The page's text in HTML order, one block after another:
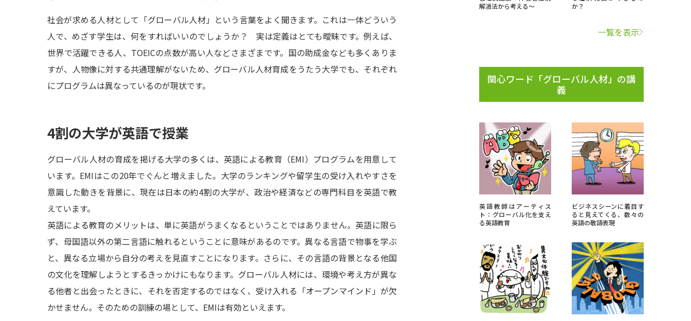
大学で学べる内容や特徴を調べる
新増設大学・学部・学科特集
データサイエンス特集
進路の３択
新学年スタート号特集ページ（高3生用）
オープンキャンパス検索
実施プログラムから探す
来場型・Web型イベント特集
受験準備 資料検索
志望校・出願校を調べる
併願校選び 受験スケジュールを立てよう
先輩が入学を決めた理由
新生活お役立ちガイド
社会が求める人材として「グローバル人材」という言葉をよく聞きます。これは一体どういう
人で、めざす学生は、何をすればいいのでしょうか？ 実は定義はとても曖昧です。例えば、
世界で活躍できる人、TOEICの点数が高い人などさまざまです。国の助成金なども多くありま
すが、人物像に対する共通理解がないため、グローバル人材育成をうたう大学でも、それぞれ
にプログラムは異なっているのが現状です。
4割の大学が英語で授業
グローバル人材の育成を掲げる大学の多くは、英語による教育（EMI）プログラムを用意して
います。EMIはこの20年でぐんと増えました。大学のランキングや留学生の受け入れやすさを
意識した動きを背景に、現在は日本の約4割の大学が、政治や経済などの専門科目を英語で教
えています。
英語による教育のメリットは、単に英語がうまくなるということではありません。英語に限ら
ず、母国語以外の第二言語に触れるということに意味があるのです。異なる言語で物事を学ぶ
と、異なる立場から自分の考えを見直すことになります。さらに、その言語の背景となる他国
の文化を理解しようとするきっかけにもなります。グローバル人材には、環境や考え方が異な
る他者と出会ったときに、それを否定するのではなく、受け入れる「オープンマインド」が欠
かせません。そのための訓練の場として、EMIは有効といえます。
解消法から考える～
か？
一覧を表示
関心ワード「グローバル人材」の講
義
英語教師はアーティス
ト：グローバル化を支え
る英語教育
ビジネスシーンに着目す
ると見えてくる、数々の
英語の敬語表現